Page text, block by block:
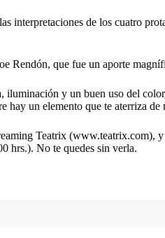
interpretaciones de los cuatro
Rendón, que fue un aporte
y un buen uso del
hay un elemento que te aterriza
Teatrix (www.teatrix.com),
hrs.). No te quedes sin verla.